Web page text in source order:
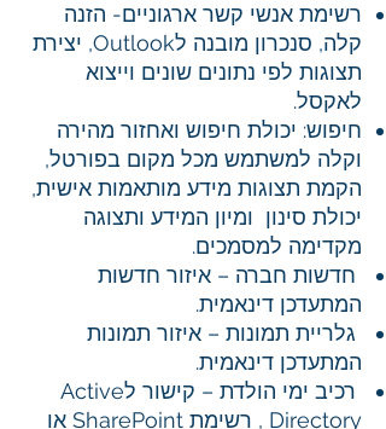
רשימת אנשי קשר ארגוניים- הזנה
קלה, סנכרון מובנה לOutlook, יצירת
תצוגות לפי נתונים שונים וייצוא
לאקסל.
חיפוש: יכולת חיפוש ואחזור מהירה
וקלה למשתמש מכל מקום בפורטל,
הקמת תצוגות מידע מותאמות אישית,
יכולת סינון ומיון המידע ותצוגה
מקדימה למסמכים.
חדשות חברה – איזור חדשות
המתעדכן דינאמית.
גלריית תמונות – איזור תמונות
המתעדכן דינאמית.
רכיב ימי הולדת – קישור לActive
Directory , רשימת SharePoint או